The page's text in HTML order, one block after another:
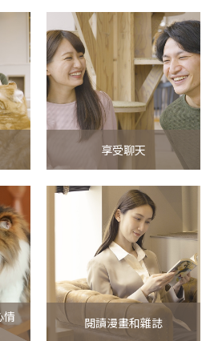
享受聊天
情
閱讀漫畫和雜誌